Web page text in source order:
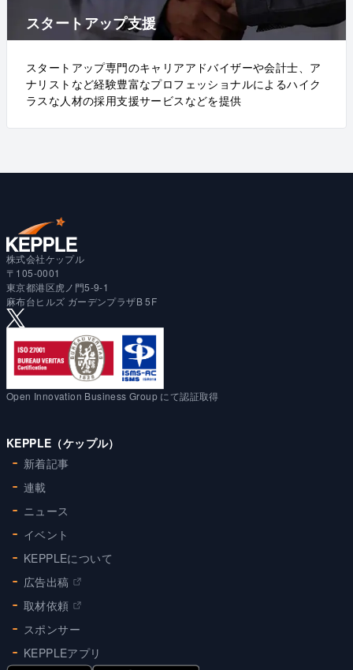
スタートアップ支援
スタートアップ専門のキャリアアドバイザーや会計士、ア
ナリストなど経験豊富なプロフェッショナルによるハイク
ラスな人材の採用支援サービスなどを提供
株式会社ケップル
〒105-0001
東京都港区虎ノ門5-9-1
麻布台ヒルズ ガーデンプラザB 5F
Open Innovation Business Group にて認証取得
KEPPLE（ケップル）
新着記事
連載
ニュース
イベント
KEPPLEについて
広告出稿
取材依頼
スポンサー
KEPPLEアプリ